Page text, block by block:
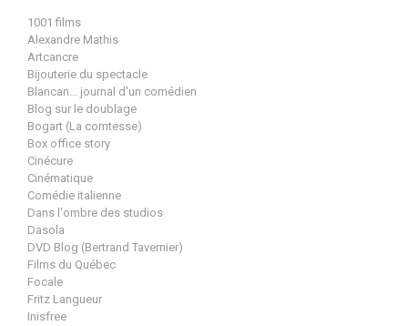
1001 films
Alexandre Mathis
Artcancre
Bijouterie du spectacle
Blancan… journal d'un comédien
Blog sur le doublage
Bogart (La comtesse)
Box office story
Cinécure
Cinématique
Comédie italienne
Dans l'ombre des studios
Dasola
DVD Blog (Bertrand Tavernier)
Films du Québec
Focale
Fritz Langueur
Inisfree